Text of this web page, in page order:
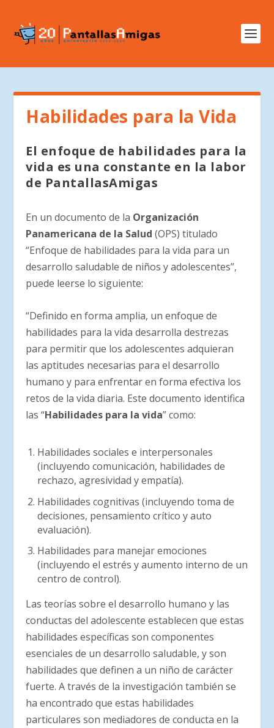
Habilidades para la Vida
El enfoque de habilidades para la
vida es una constante en la labor
de PantallasAmigas
En un documento de la Organización
Panamericana de la Salud (OPS) titulado
“Enfoque de habilidades para la vida para un
desarrollo saludable de niños y adolescentes”,
puede leerse lo siguiente:
“Definido en forma amplia, un enfoque de
habilidades para la vida desarrolla destrezas
para permitir que los adolescentes adquieran
las aptitudes necesarias para el desarrollo
humano y para enfrentar en forma efectiva los
retos de la vida diaria. Este documento identifica
las “Habilidades para la vida” como:
Habilidades sociales e interpersonales
(incluyendo comunicación, habilidades de
rechazo, agresividad y empatía).
Habilidades cognitivas (incluyendo toma de
decisiones, pensamiento crítico y auto
evaluación).
Habilidades para manejar emociones
(incluyendo el estrés y aumento interno de un
centro de control).
Las teorías sobre el desarrollo humano y las
conductas del adolescente establecen que estas
habilidades específicas son componentes
esenciales de un desarrollo saludable, y son
habilidades que definen a un niño de carácter
fuerte. A través de la investigación también se
ha encontrado que estas habilidades
particulares son mediadores de conducta en la